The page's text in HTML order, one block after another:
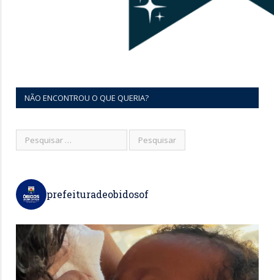
NÃO ENCONTROU O QUE QUERIA?
prefeituradeobidosof